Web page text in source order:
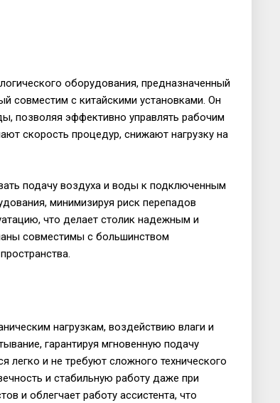
оборудования, предназначенный
совместим с китайскими установками. Он
позволяя эффективно управлять рабочим
скорость процедур, снижают нагрузку на
подачу воздуха и воды к подключенным
минимизируя риск перепадов
что делает столик надежным и
совместимы с большинством
нагрузкам, воздействию влаги и
гарантируя мгновенную подачу
легко и не требуют сложного технического
и стабильную работу даже при
и облегчает работу ассистента, что